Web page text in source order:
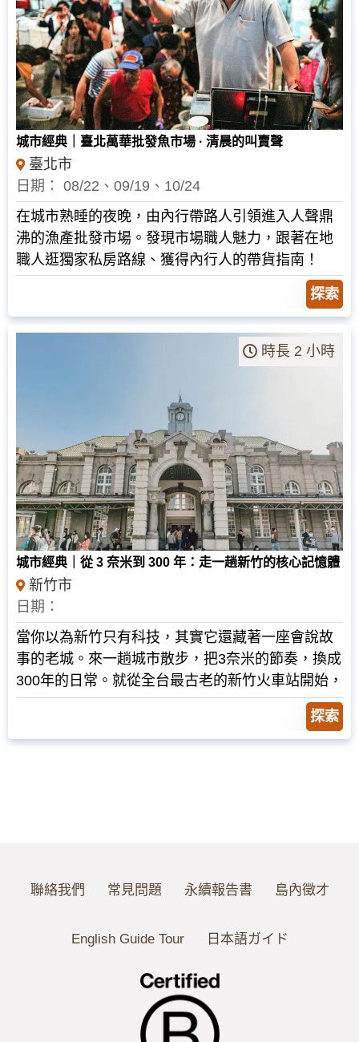
NT$475
城市經典｜臺北萬華批發魚市場 · 清晨的叫賣聲
臺北市
日期： 08/22、09/19、10/24
在城市熟睡的夜晚，由內行帶路人引領進入人聲鼎
沸的漁產批發市場。發現市場職人魅力，跟著在地
職人逛獨家私房路線、獲得內行人的帶貨指南！
探索
NT$500
時長 2 小時
城市經典｜從 3 奈米到 300 年：走一趟新竹的核心記憶體
新竹市
日期：
當你以為新竹只有科技，其實它還藏著一座會說故
事的老城。來一趟城市散步，把3奈米的節奏，換成
300年的日常。就從全台最古老的新竹火車站開始，
一步步走進藏在新竹日常中的歷史與故事。
探索
聯絡我們 常見問題 永續報告書 島內徵才
English Guide Tour 日本語ガイド